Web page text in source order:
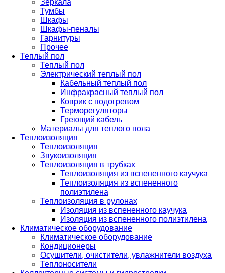
Зеркала
Тумбы
Шкафы
Шкафы-пеналы
Гарнитуры
Прочее
Теплый пол
Теплый пол
Электрический теплый пол
Кабельный теплый пол
Инфракрасный теплый пол
Коврик с подогревом
Терморегуляторы
Греющий кабель
Материалы для теплого пола
Теплоизоляция
Теплоизоляция
Звукоизоляция
Теплоизоляция в трубках
Теплоизоляция из вспененного каучука
Теплоизоляция из вспененного
полиэтилена
Теплоизоляция в рулонах
Изоляция из вспененного каучука
Изоляция из вспененного полиэтилена
Климатическое оборудование
Климатическое оборудование
Кондиционеры
Осушители, очистители, увлажнители воздуха
Теплоносители